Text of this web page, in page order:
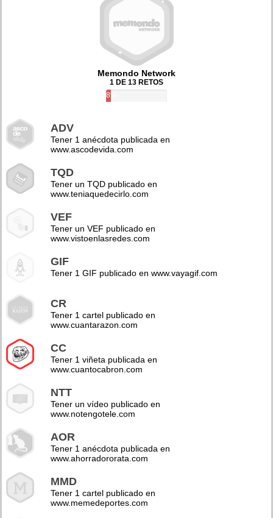
Memondo Network
1 DE 13 RETOS
8%
ADV
Tener 1 anécdota publicada en
www.ascodevida.com
TQD
Tener un TQD publicado en
www.teniaquedecirlo.com
VEF
Tener un VEF publicado en
www.vistoenlasredes.com
GIF
Tener 1 GIF publicado en www.vayagif.com
CR
Tener 1 cartel publicado en
www.cuantarazon.com
CC
Tener 1 viñeta publicada en
www.cuantocabron.com
NTT
Tener un vídeo publicado en
www.notengotele.com
AOR
Tener 1 anécdota publicada en
www.ahorradororata.com
MMD
Tener 1 cartel publicado en
www.memedeportes.com